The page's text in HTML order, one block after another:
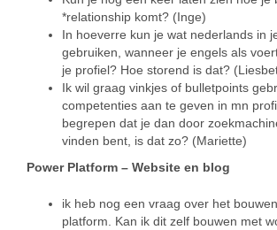
*relationship komt? (Inge)
In hoeverre kun je wat nederlands in
gebruiken, wanneer je engels als
je profiel? Hoe storend is dat?
Ik wil graag vinkjes of bulletpoints
competenties aan te geven in mn
begrepen dat je dan door
vinden bent, is dat zo? (Mariette)
Power Platform – Website en blog
ik heb nog een vraag over het
platform. Kan ik dit zelf bouwen met